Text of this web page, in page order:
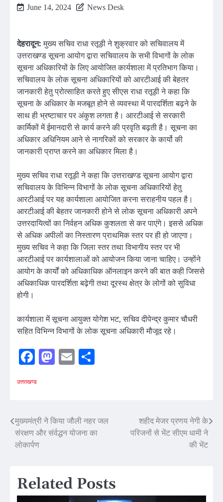
June 14, 2024 News Desk
देहरादून:मुख्य सचिव राधा रतूड़ी ने शुक्रवार को सचिवालय में
उत्तराखण्ड सूचना आयोग द्वारा सचिवालय के सभी विभागों के लोक
सूचना अधिकारियों के लिए आयोजित कार्यशाला में प्रतिभाग किया।
सचिवालय के लोक सूचना अधिकारियों को आरटीआई की बेहतर
जानकारी हेतु प्रोत्साहित करते हुए सीएस राधा रतूड़ी ने कहा कि
सूचना के अधिकार के मजबूत होने से व्यवस्था में पारदर्शिता बढ़ने के
साथ ही भ्रष्टाचार पर अंकुश लगता है। आरटीआई से सरकारी
कार्मिकों में ईमानदारी से कार्य करने की प्रवृति बढ़ती है। सूचना का
अधिकार अधिनियम आने से नागरिकों को सरकार के कार्यो की
जानकारी प्राप्त करने का अधिकार मिला है।
मुख्य सचिव राधा रतूड़ी ने कहा कि उत्तराखण्ड सूचना आयोग द्वारा
सचिवालय के विभिन्न विभागों के लोक सूचना अधिकारियों हेतु
आरटीआई पर यह कार्यशाला आयोजित करना सराहनीय पहल है।
आरटीआई की बेहतर जानकारी होने से लोक सूचना अधिकारी अपने
उत्तरदायित्वों का निर्वहन अधिक कुशलता से कर पाएंगे। इससे अधिक
से अधिक अपीलों का निस्तारण प्राथमिक स्तर पर ही हो जाएगा।
मुख्य सचिव ने कहा कि जिला स्तर तथा विभागीय स्तर पर भी
आरटीआई पर कार्यशालाओं को आयोजन किया जाना चाहिए। उन्होंने
आयोग के कार्यों को अधिकाधिक ऑनलाइन करने की बात कही जिससे
अधिकाधिक पारदर्शिता बढ़ेगी तथा दूरस्थ क्षेत्र के लोगों को सुविधा
होगी।
कार्यशाला में सूचना आयुक्त योगेश भट, सचिव दीपेन्द्र कुमार चौधरी
सहित विभिन्न विभागों के लोक सूचना अधिकारी मौजूद रहे।
Facebook
Mastodon
Email
उत्तराखण्ड
Post
navigation
मुख्यमंत्री ने किया जौली नहर जल
संरक्षण और संर्वद्धन योजना का
लोकार्पण
शहीद मेजर प्रणय नेगी के
परिजनों से भेंट सीएम धामी ने
की भेंट
Related Posts